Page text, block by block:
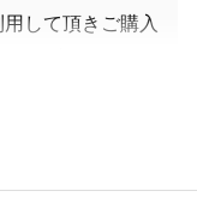
して頂きご購入
の書類のお手続
た。
。